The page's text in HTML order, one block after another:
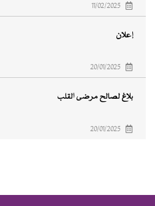
11/02/2025
إعلان
20/01/2025
بلاغ لصالح مرضى القلب
20/01/2025